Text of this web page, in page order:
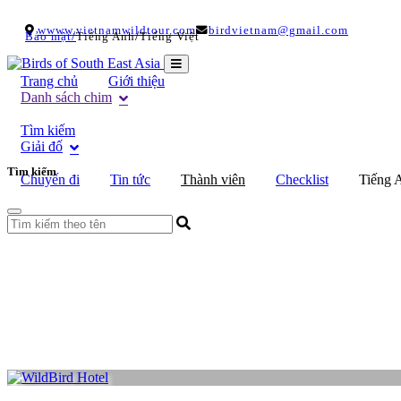
wwww.vietnamwildtour.com birdvietnam@gmail.com
Bảo mật/Tiếng Anh/Tiếng Việt
Trang chủ
Giới thiệu
Danh sách chim
Tìm kiếm
Giải đố
Chuyến đi Tin tức Thành viên Checklist Tiếng
Tìm kiếm